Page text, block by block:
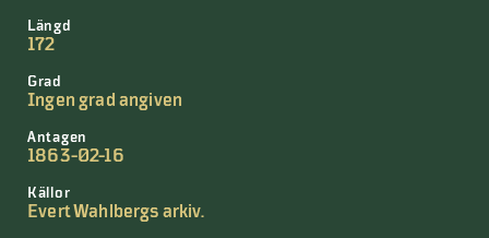
Längd
172
Grad
Ingen grad angiven
Antagen
1863-02-16
Källor
Evert Wahlbergs arkiv.